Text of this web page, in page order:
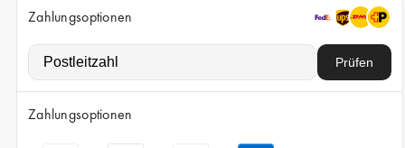
iPhone 14 Pro
Zahlungsoptionen
Prüfen
Zahlungsoptionen